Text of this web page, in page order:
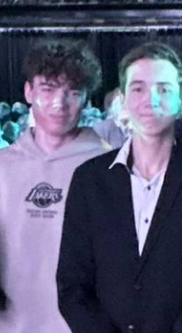
CREATEC
& GESTALTUNG
TECHNIK
TECHNIK
INTERN
SCHULSOZIALARBEIT
SCHULORDNUNG
EINSCHULUNG
ELTERN- UND
BAUWAS
KARRIERE-KOMPASS